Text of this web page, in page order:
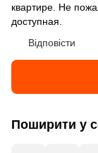
квартире. Не
доступная.
Відповісти
Поширити у